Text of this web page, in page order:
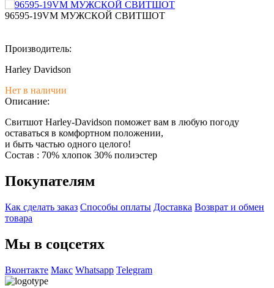
96595-19VM МУЖСКОЙ СВИТШОТ
Производитель:
Harley Davidson
Нет в наличии
Описание:
Свитшот Harley-Davidson поможет вам в любую погоду
оставаться в комфортном положении,
и быть частью одного целого!
Состав : 70% хлопок 30% полиэстер
Покупателям
Как сделать заказ Способы оплаты Доставка Возврат и обмен
товара
Мы в соцсетях
Вконтакте Макс Whatsapp Telegram